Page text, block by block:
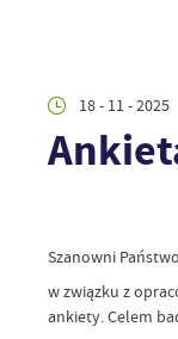
18 - 11 - 2025
Szanowni
w związku z
ankiety. Celem